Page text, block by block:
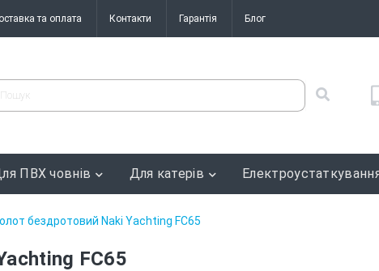
та оплата Контакти Гарантія Блог
ПВХ човнів Для катерів
бездротовий Naki Yachting FC65
FC65